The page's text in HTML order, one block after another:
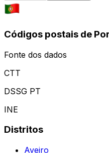
Códigos postais de
Fonte dos dados
CTT
DSSG PT
INE
Distritos
Aveiro